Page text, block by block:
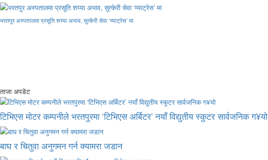
भरतपुर अस्पतालमा प्रसूति शय्या अभाव, सुत्केरी सेवा ‘म्याट्रेस’ मा
ताजा अपडेट
टिभिएस मोटर कम्पनीले भरतपुरमा ‘टिभिएस अर्बिटर’ नयाँ विद्युतीय स्कुटर सार्वजनिक ग¥यो
बाघ र चितुवा अनुगमन गर्न क्यामरा जडान